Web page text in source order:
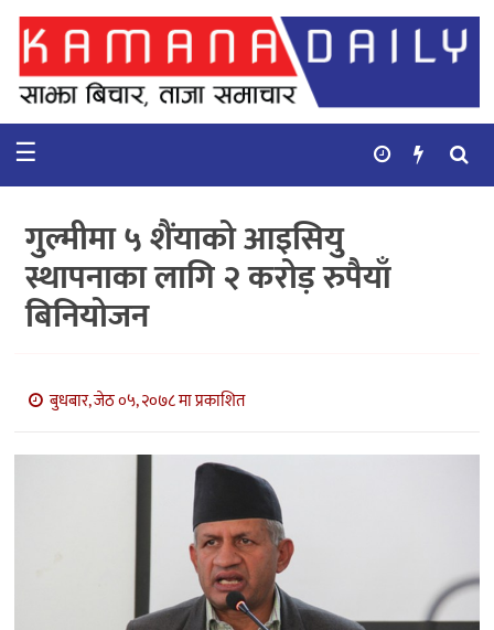
गृहपृष्ठ
समाचार
कुटनिती
कुराकानी
अर्थ
भिडियो
सिफारिस
☰
गुल्मीमा ५ शैंयाको आइसियु
स्थापनाका लागि २ करोड़ रुपैयाँ
बिनियोजन
बुधबार, जेठ ०५, २०७८ मा प्रकाशित